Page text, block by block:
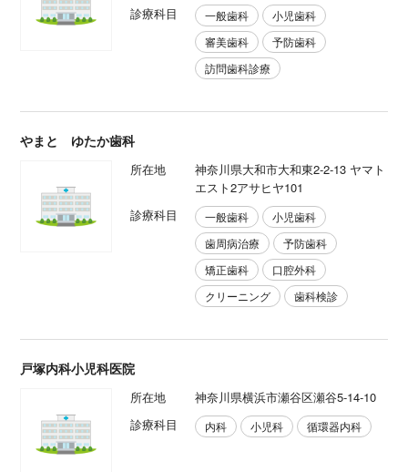
診療科目
一般歯科
小児歯科
審美歯科
予防歯科
訪問歯科診療
やまと ゆたか歯科
所在地
神奈川県大和市大和東2-2-13 ヤマト
エスト2アサヒヤ101
診療科目
一般歯科
小児歯科
歯周病治療
予防歯科
矯正歯科
口腔外科
クリーニング
歯科検診
戸塚内科小児科医院
所在地
神奈川県横浜市瀬谷区瀬谷5-14-10
診療科目
内科 小児科 循環器内科